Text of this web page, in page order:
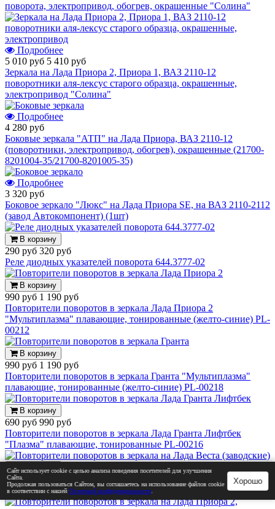
поворота, электропривод, обогрев, окрашенные "Солина"
Подробнее
5 010 руб 5 410 руб
Зеркала на Лада Приора 2, Приора 1, ВАЗ 2110-12
поворотники аля-лексус старого образца, окрашенные,
электропривод "Солина"
Подробнее
4 280 руб
Боковые зеркала "АТП" на Лада Приора, ВАЗ 2110-12
(поворотники, электропривод, обогрев), окрашенные (21700-
8201004-35/21700-8201005-35)
Подробнее
3 320 руб
Боковое зеркало "Люкс" на Лада Приора SE, на ВАЗ 2110-2112
(завод Автокомпонент) (1шт)
В корзину
290 руб 320 руб
Реле диодных указателей поворота 644.3777-02
В корзину
990 руб 1 190 руб
Повторители поворотов в зеркала Лада Приора 2
"Мультиплазма" плавающие, тонированные (желто-синие) PL-
00212
В корзину
990 руб 1 190 руб
Повторители поворотов в зеркала Гранта "Мультиплазма"
плавающие, тонированные (желто-синие) PL-00218
В корзину
690 руб 990 руб
Повторители поворотов в зеркала Лада Гранта Лифтбек
"Плазма" плавающие, тонированные PL-00216
1 510 руб
1 650 руб
Повторители поворотов в зеркала на Лада Веста (заводские)
Сайт использует cookie с целью анализа поведения посетителей для улучшения
Сайта.
Продолжая пользоваться Сайтом, вы соглашаетесь на использование файлов cookie
в соответствии с нашейПолитикой конфиденциальности.
Хорошо